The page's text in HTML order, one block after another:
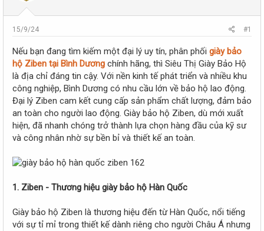
s
r
t
e
r
i
15/9/24 #1
Nếu bạn đang tìm kiếm một đại lý uy tín, phân phối giày bảo
hộ Ziben tại Bình Dương chính hãng, thì Siêu Thị Giày Bảo Hộ
là địa chỉ đáng tin cậy. Với nền kinh tế phát triển và nhiều khu
công nghiệp, Bình Dương có nhu cầu lớn về bảo hộ lao động.
Đại lý Ziben cam kết cung cấp sản phẩm chất lượng, đảm bảo
an toàn cho người lao động. Giày bảo hộ Ziben, dù mới xuất
hiện, đã nhanh chóng trở thành lựa chọn hàng đầu của kỹ sư
và công nhân nhờ sự bền bỉ và thiết kế an toàn.
1. Ziben - Thương hiệu giày bảo hộ Hàn Quốc
Giày bảo hộ Ziben là thương hiệu đến từ Hàn Quốc, nổi tiếng
với sự tỉ mỉ trong thiết kế dành riêng cho người Châu Á nhưng